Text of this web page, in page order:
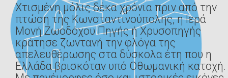
1821
Αξιοθέατα
Χτισμένη μόλις δέκα χρόνια πριν από την
πτώση της Κωνσταντινούπολης, η Ιερά
Μονή Ζωοδόχου Πηγής ή Χρυσοπηγής
κράτησε ζωντανή την φλόγα της
απελευθέρωσης στα δύσκολα έτη που η
Ελλάδα βρισκόταν υπό Οθωμανική κατοχή.